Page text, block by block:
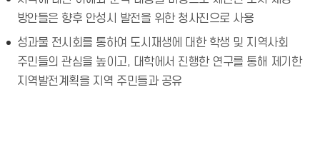
방안들은 향후 안성시 발전을 위한 청사진으로 사용
성과물 전시회를 통하여 도시재생에 대한 학생 및 지역사회
주민들의 관심을 높이고, 대학에서 진행한 연구를 통해 제기한
지역발전계획을 지역 주민들과 공유